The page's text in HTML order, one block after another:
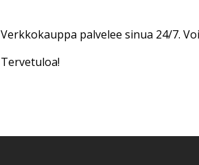
Verkkokauppa palvelee sinua 24/7.
Tervetuloa!